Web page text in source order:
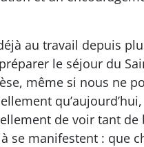
au travail depuis
le séjour du
même si nous ne
de voir tant de
se manifestent : que